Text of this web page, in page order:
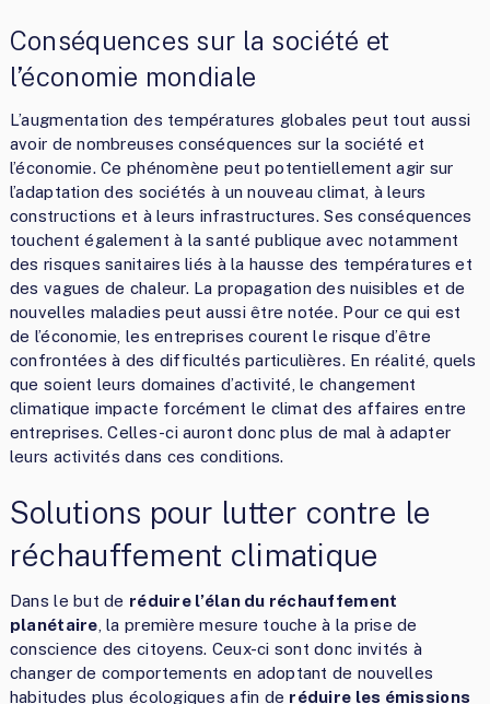
Conséquences sur la société et
l’économie mondiale
L’augmentation des températures globales peut tout aussi
avoir de nombreuses conséquences sur la société et
l’économie. Ce phénomène peut potentiellement agir sur
l’adaptation des sociétés à un nouveau climat, à leurs
constructions et à leurs infrastructures. Ses conséquences
touchent également à la santé publique avec notamment
des risques sanitaires liés à la hausse des températures et
des vagues de chaleur. La propagation des nuisibles et de
nouvelles maladies peut aussi être notée. Pour ce qui est
de l’économie, les entreprises courent le risque d’être
confrontées à des difficultés particulières. En réalité, quels
que soient leurs domaines d’activité, le changement
climatique impacte forcément le climat des affaires entre
entreprises. Celles-ci auront donc plus de mal à adapter
leurs activités dans ces conditions.
Solutions pour lutter contre le
réchauffement climatique
Dans le but de réduire l’élan du réchauffement
planétaire , la première mesure touche à la prise de
conscience des citoyens. Ceux-ci sont donc invités à
changer de comportements en adoptant de nouvelles
habitudes plus écologiques afin de réduire les émissions